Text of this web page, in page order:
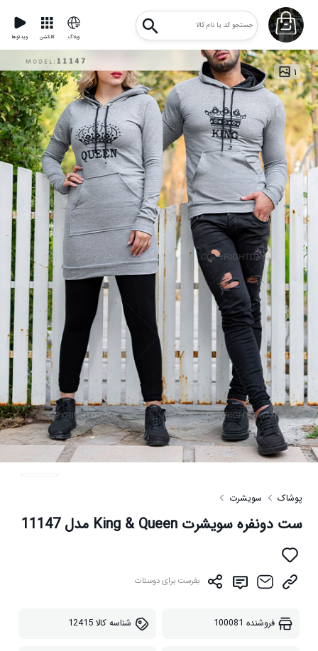
ویدئوها کالکشن وبلاگ
۱
پوشاک سویشرت
ست دونفره سویشرت King & Queen مدل 11147
بفرست برای دوستات
فروشنده 100081 شناسه کالا12415